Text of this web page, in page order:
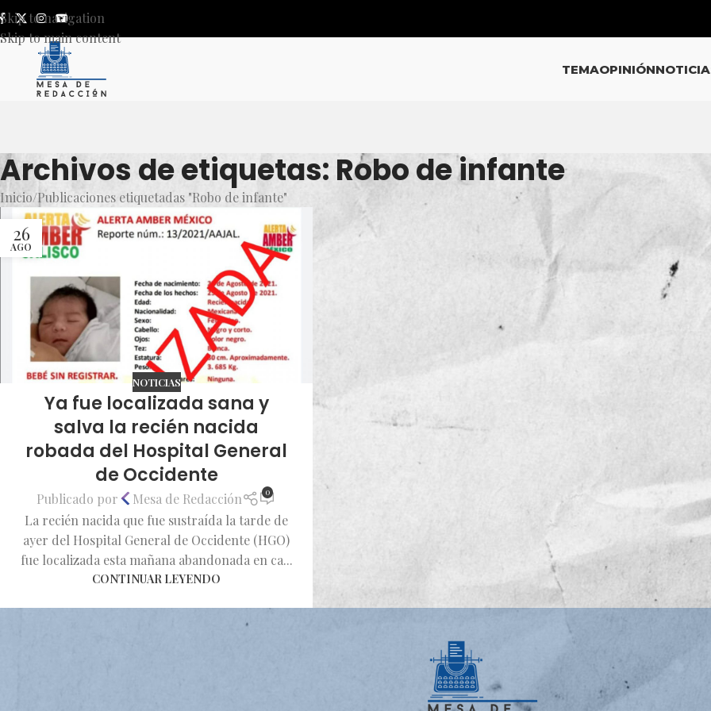
Skip to navigation
Skip to main content
TEMAOPINIÓN
Archivos de etiquetas: Robo de infante
Inicio Publicaciones etiquetadas "Robo de infante"
26
AGO
NOTICIAS
Ya fue localizada sana y
salva la recién nacida
robada del Hospital General
de Occidente
Publicado por Mesa de Redacción 0
La recién nacida que fue sustraída la tarde de
ayer del Hospital General de Occidente (HGO)
fue localizada esta mañana abandonada en ca...
CONTINUAR LEYENDO